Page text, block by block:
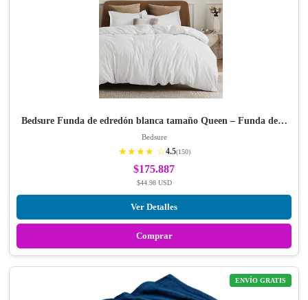
Bedsure Funda de edredón blanca tamaño Queen – Funda de…
Bedsure
★★★★ ☆4.5(150)
$175.887
$44.98 USD
Ver Detalles
Comprar
ENVÍO GRATIS